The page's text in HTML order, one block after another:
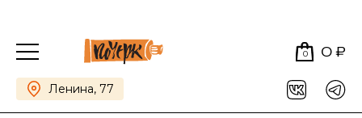
0 0 ₽
Ленина, 77